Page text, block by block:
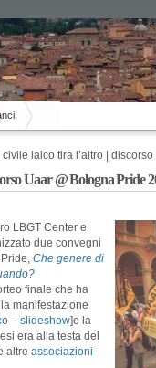
laico tira l’altro |
Uaar @ Bologna Pride
LBGT Center e
due convegni
Che genere di
finale che ha
manifestazione
– slideshow]e la
era alla testa del
altre associazioni